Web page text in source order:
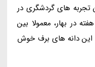
تجربه های گردشگری در
در بهار، معمولا بین
که این دانه های برف خوش